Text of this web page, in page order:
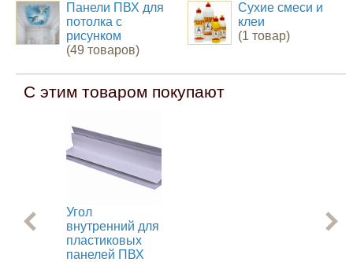
Панели ПВХ для
потолка с
рисунком
(49 товаров)
Сухие смеси и
клеи
(1 товар)
С этим товаром покупают
Угол
внутренний для
пластиковых
панелей ПВХ